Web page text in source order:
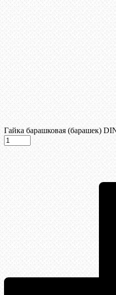
Гайка барашковая (барашек)